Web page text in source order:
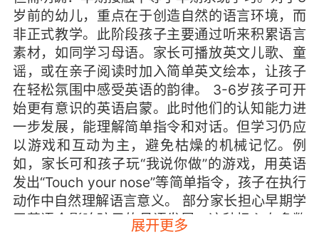
岁前的幼儿，重点在于创造自然的语言环境，而
非正式教学。此阶段孩子主要通过听来积累语言
素材，如同学习母语。家长可播放英文儿歌、童
谣，或在亲子阅读时加入简单英文绘本，让孩子
在轻松氛围中感受英语的韵律。 3-6岁孩子可开
始更有意识的英语启蒙。此时他们的认知能力进
一步发展，能理解简单指令和对话。但学习仍应
以游戏和互动为主，避免枯燥的机械记忆。例
如，家长可和孩子玩“我说你做”的游戏，用英语
发出“Touch your nose”等简单指令，孩子在执行
动作中自然理解语言意义。 部分家长担心早期学
习英语会影响孩子的母语发展。这种担心在多数
情况下是不必要的。研究表明，在平衡的双语环
展开更多